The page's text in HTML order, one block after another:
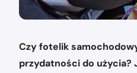
Czy fotelik
przydatności do użycia?